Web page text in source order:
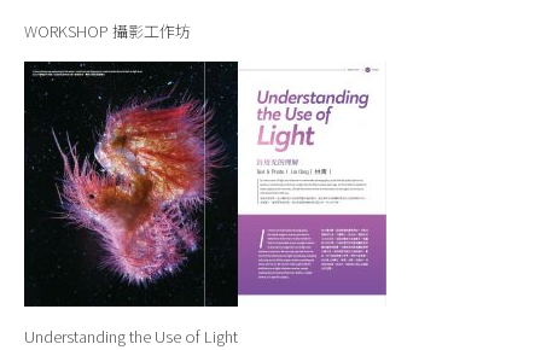
WORKSHOP 攝影工作坊
Understanding the Use of Light